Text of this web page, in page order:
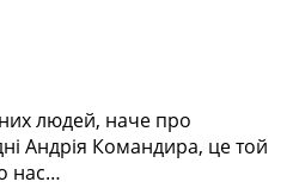
людей, наче про
Андрія Командира, це той
нас…